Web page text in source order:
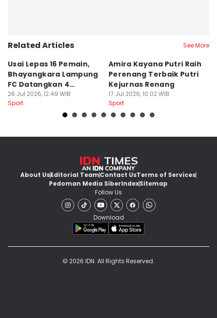
Related Articles See More
Usai Lepas 16 Pemain,
Bhayangkara Lampung
FC Datangkan 4
Rekrutan
26 Jul 2026, 12:49 WIB
Sport
Amira Kayana Putri Raih
Perenang Terbaik Putri
Kejurnas Renang
17 Jul 2026, 10:02 WIB
Sport
About UsEditorial TeamContact UsTerms of Services
Pedoman Media SiberIndexSitemap
Follow Us
Download
© 2026 IDN. All Rights Reserved.